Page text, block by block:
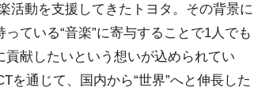
活動を支援してきたトヨタ。その背景に
ている“音楽”に寄与することで1人でも
献したいという想いが込められてい
を通じて、国内から“世界”へと伸長した